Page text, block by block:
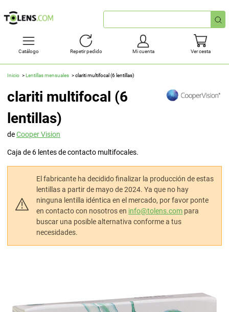
Búsqueda
rápida
Catálogo Repetir pedido Mi cuenta Ver cesta
Inicio Lentillas mensuales clariti multifocal (6 lentillas)
clariti multifocal (6
lentillas)
deCooper Vision
Caja de 6 lentes de contacto multifocales.
El fabricante ha decidido finalizar la producción de estas
lentillas a partir de mayo de 2024. Ya que no hay
ninguna lentilla idéntica en el mercado, por favor ponte
en contacto con nosotros en info@tolens.com para
buscar una posible alternativa conforme a tus
necesidades.